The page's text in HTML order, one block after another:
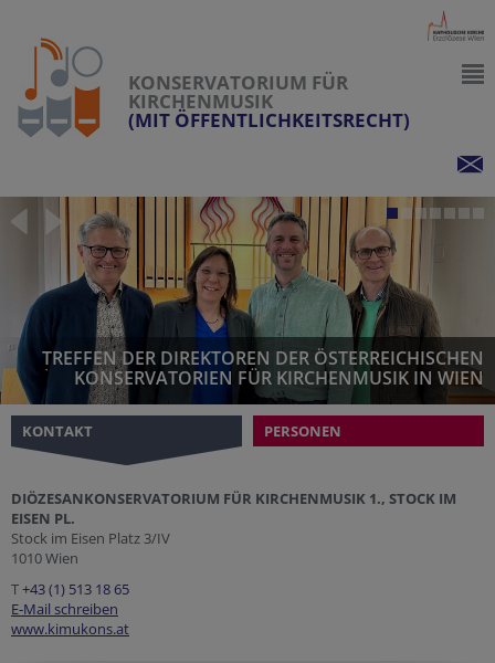
KONSERVATORIUM FÜR
KIRCHENMUSIK
(MIT ÖFFENTLICHKEITSRECHT)
TREFFEN DER DIREKTOREN DER ÖSTERREICHISCHEN
KONSERVATORIEN FÜR KIRCHENMUSIK IN WIEN
KONTAKT PERSONEN
DIÖZESANKONSERVATORIUM FÜR KIRCHENMUSIK 1., STOCK IM
EISEN PL.
Stock im Eisen Platz 3/IV
1010 Wien
T+43 (1) 513 18 65
E-Mail schreiben
www.kimukons.at